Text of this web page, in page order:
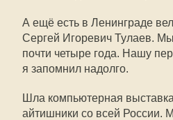
А ещё есть в Ленинграде
Сергей Игоревич Тулаев.
почти четыре года. Нашу
я запомнил надолго.
Шла компьютерная
айтишники со всей России.